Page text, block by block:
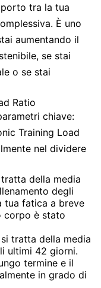
tra la tua
È uno
aumentando il
se stai
o se stai
Ratio
chiave:
Training Load
nel dividere
della media
degli
tua fatica a breve
corpo è stato
si tratta della media
ultimi 42 giorni.
termine e il
in grado di